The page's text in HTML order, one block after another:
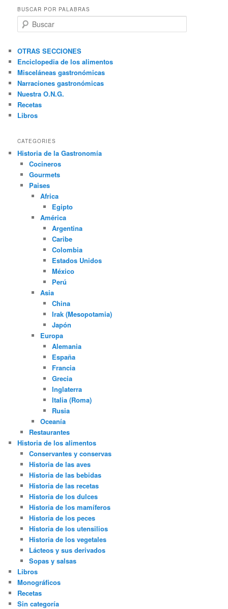
BUSCAR POR PALABRAS
u
c
a
r
OTRAS SECCIONES
Enciclopedia de los alimentos
Misceláneas gastronómicas
Narraciones gastronómicas
Nuestra O.N.G.
Recetas
Libros
CATEGORIES
Historia de la Gastronomía
Cocineros
Gourmets
Paises
Africa
Egipto
América
Argentina
Caribe
Colombia
Estados Unidos
México
Perú
Asia
China
Irak (Mesopotamia)
Japón
Europa
Alemania
España
Francia
Grecia
Inglaterra
Italia (Roma)
Rusia
Oceanía
Restaurantes
Historia de los alimentos
Conservantes y conservas
Historia de las aves
Historia de las bebidas
Historia de las recetas
Historia de los dulces
Historia de los mamíferos
Historia de los peces
Historia de los utensilios
Historia de los vegetales
Lácteos y sus derivados
Sopas y salsas
Libros
Monográficos
Recetas
Sin categoría